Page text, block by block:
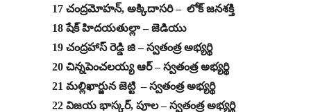
17 చంద్రమోహన్, అక్కిదాసరి – లోక్ జనశక్తి
18 షేక్ హిదయతుల్లా – జెడియు
19 చంద్రహాస్ రెడ్డి జి – స్వతంత్ర అభ్యర్థి
20 చిన్నపెంచలయ్య ఆర్ – స్వతంత్ర అభ్యర్థి
21 మల్లిఖార్జున జెట్టి – స్వతంత్ర అభ్యర్థి
22 విజయ భాస్కర్, పూల – స్వతంత్ర అభ్యర్థి